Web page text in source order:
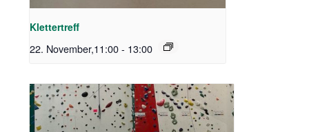
Klettertreff
22. November,11:00 - 13:00